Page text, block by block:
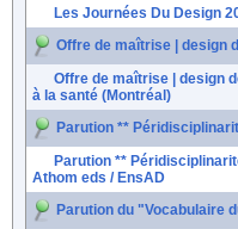
Les Journées Du Design
Offre de maîtrise | design
Offre de maîtrise | design
à la santé (Montréal)
Parution **
Parution **
Athom eds / EnsAD
Parution du "Vocabulaire